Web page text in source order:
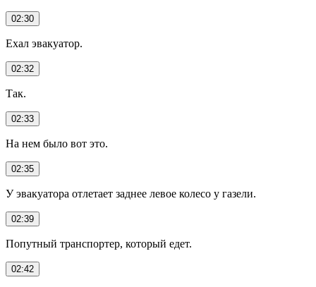
02:30
Ехал эвакуатор.
02:32
Так.
02:33
На нем было вот это.
02:35
У эвакуатора отлетает заднее левое колесо у газели.
02:39
Попутный транспортер, который едет.
02:42